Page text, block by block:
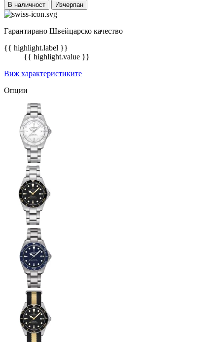
В наличност Изчерпан
Гарантирано Швейцарско качество
{{ highlight.label }}
{{ highlight.value }}
Виж характеристиките
Опции